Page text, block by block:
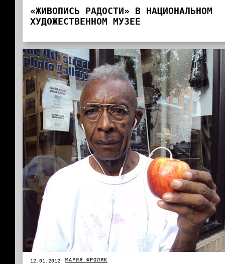
«ЖИВОПИСЬ РАДОСТИ» В НАЦИОНАЛЬНОМ
ХУДОЖЕСТВЕННОМ МУЗЕЕ
12.01.2012 МАРИЯ ФРОЛЯК